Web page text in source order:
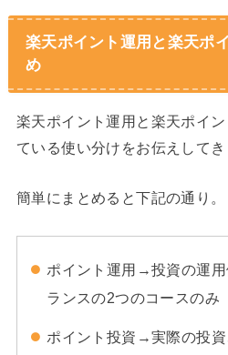
楽天ポイント運用と楽天ポ
め
楽天ポイント運用と楽天ポイ
ている使い分けをお伝えしてき
簡単にまとめると下記の通り。
ポイント運用→投資の運
ランスの2つのコースのみ
ポイント投資→実際の投